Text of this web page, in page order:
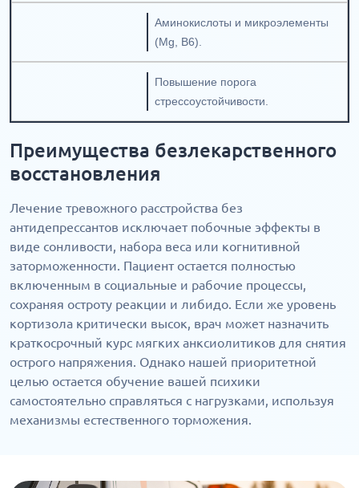
Аминокислоты и микроэлементы
(Mg, B6).
Повышение порога
стрессоустойчивости.
Преимущества безлекарственного
восстановления
Лечение тревожного расстройства без
антидепрессантов исключает побочные эффекты в
виде сонливости, набора веса или когнитивной
заторможенности. Пациент остается полностью
включенным в социальные и рабочие процессы,
сохраняя остроту реакции и либидо. Если же уровень
кортизола критически высок, врач может назначить
краткосрочный курс мягких анксиолитиков для снятия
острого напряжения. Однако нашей приоритетной
целью остается обучение вашей психики
самостоятельно справляться с нагрузками, используя
механизмы естественного торможения.